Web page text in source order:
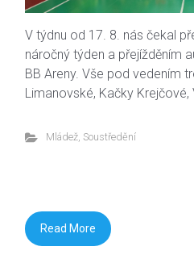
V týdnu od 17. 8. nás čekal
náročný týden a přejížděním
BB Areny. Vše pod vedením
Limanovské, Kačky Krejčové,
Mládež, Soustředění
Read More